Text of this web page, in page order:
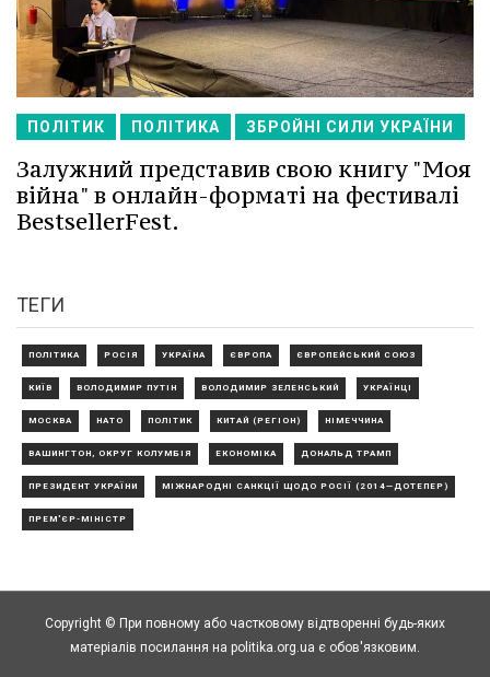
ПОЛІТИК ПОЛІТИКА ЗБРОЙНІ СИЛИ УКРАЇНИ
Залужний представив свою книгу "Моя
війна" в онлайн-форматі на фестивалі
BestsellerFest.
ТЕГИ
ПОЛІТИКА РОСІЯ УКРАЇНА ЄВРОПА ЄВРОПЕЙСЬКИЙ СОЮЗ
КИЇВ ВОЛОДИМИР ПУТІН ВОЛОДИМИР ЗЕЛЕНСЬКИЙ УКРАЇНЦІ
МОСКВА НАТО ПОЛІТИК КИТАЙ (РЕГІОН) НІМЕЧЧИНА
ВАШИНГТОН, ОКРУГ КОЛУМБІЯ ЕКОНОМІКА ДОНАЛЬД ТРАМП
ПРЕЗИДЕНТ УКРАЇНИ МІЖНАРОДНІ САНКЦІЇ ЩОДО РОСІЇ (2014—ДОТЕПЕР)
ПРЕМ'ЄР-МІНІСТР
Copyright © При повному або частковому відтворенні будь-яких
матеріалів посилання на politika.org.ua є обов'язковим.